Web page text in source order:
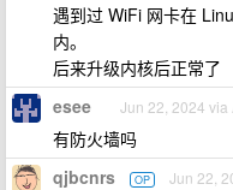
遇到过 WiFi 网卡在
内。
后来升级内核后正常了
esee Jun 22, 2024 via
有防火墙吗
qjbcnrs OP Jun 22,